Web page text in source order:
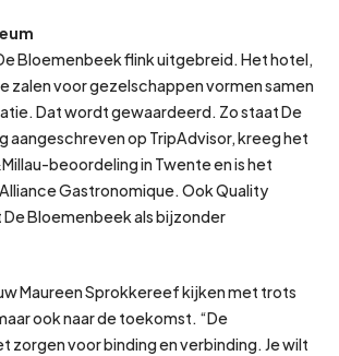
Bloemenbeek flink uitgebreid. Het hotel,
zalen voor gezelschappen vormen samen
Dat wordt gewaardeerd. Zo staat De
aangeschreven op TripAdvisor, kreeg het
beoordeling in Twente en is het
Gastronomique. Ook Quality
Bloemenbeek als bijzonder
Maureen Sprokkereef kijken met trots
ook naar de toekomst. “De
zorgen voor binding en verbinding. Je wilt